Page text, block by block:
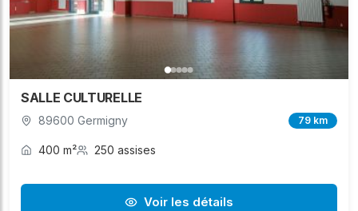
SALLE CULTURELLE
89600 Germigny 79 km
400 m² 250 assises
Voir les détails